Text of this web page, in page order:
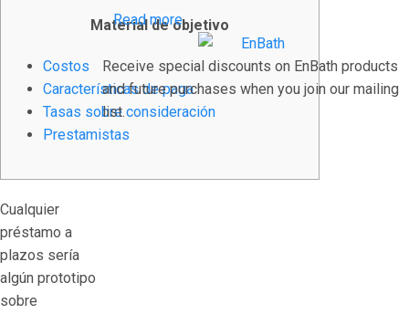
Material de objetivo
Costos
Características de paga
Tasas sobre consideración
Prestamistas
Cualquier
préstamo a
plazos serí­a
algún prototipo
sobre
Read more
Receive special discounts on EnBath products
and future purchases when you join our mailing
list.